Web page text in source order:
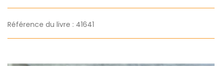
Référence du livre : 41641